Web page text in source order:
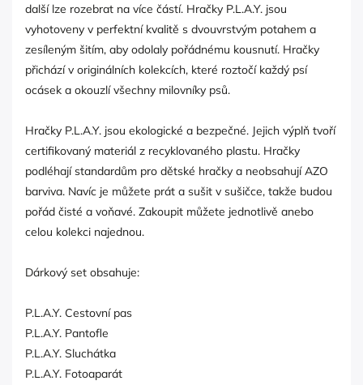
další lze rozebrat na více částí. Hračky P.L.A.Y. jsou
vyhotoveny v perfektní kvalitě s dvouvrstvým potahem a
zesíleným šitím, aby odolaly pořádnému kousnutí. Hračky
přichází v originálních kolekcích, které roztočí každý psí
ocásek a okouzlí všechny milovníky psů.
Hračky P.L.A.Y. jsou ekologické a bezpečné. Jejich výplň tvoří
certifikovaný materiál z recyklovaného plastu. Hračky
podléhají standardům pro dětské hračky a neobsahují AZO
barviva. Navíc je můžete prát a sušit v sušičce, takže budou
pořád čisté a voňavé. Zakoupit můžete jednotlivě anebo
celou kolekci najednou.
Dárkový set obsahuje:
P.L.A.Y. Cestovní pas
P.L.A.Y. Pantofle
P.L.A.Y. Sluchátka
P.L.A.Y. Fotoaparát